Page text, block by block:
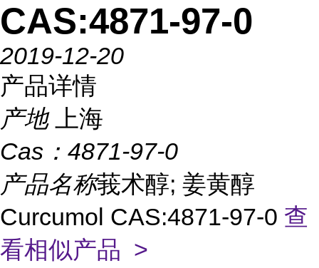
CAS:4871-97-0
2019-12-20
产品详情
产地
上海
Cas： 4871-97-0
产品名称莪术醇; 姜黄醇
Curcumol CAS:4871-97-0 查
看相似产品 >